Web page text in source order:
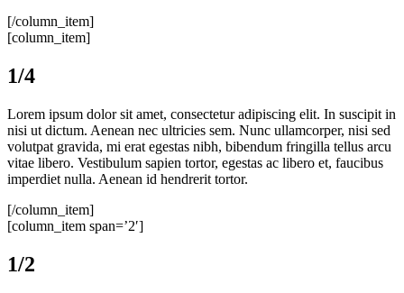
[/column_item]
[column_item]
1/4
Lorem ipsum dolor sit amet, consectetur adipiscing elit. In suscipit in
nisi ut dictum. Aenean nec ultricies sem. Nunc ullamcorper, nisi sed
volutpat gravida, mi erat egestas nibh, bibendum fringilla tellus arcu
vitae libero. Vestibulum sapien tortor, egestas ac libero et, faucibus
imperdiet nulla. Aenean id hendrerit tortor.
[/column_item]
[column_item span=’2′]
1/2